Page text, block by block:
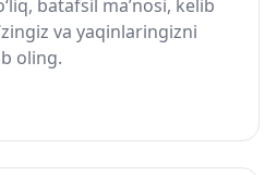
batafsil ma’nosi, kelib
va yaqinlaringizni
oling.